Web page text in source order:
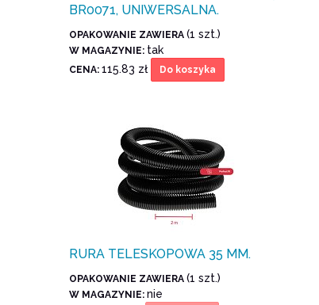
BR0071, UNIWERSALNA.
OPAKOWANIE ZAWIERA (1 szt.)
W MAGAZYNIE: tak
CENA: 115.83 zł Do koszyka
RURA TELESKOPOWA 35 MM.
OPAKOWANIE ZAWIERA (1 szt.)
W MAGAZYNIE: nie